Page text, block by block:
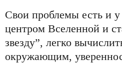
Свои проблемы есть и у
центром Вселенной и
звезду”, легко
окружающим,